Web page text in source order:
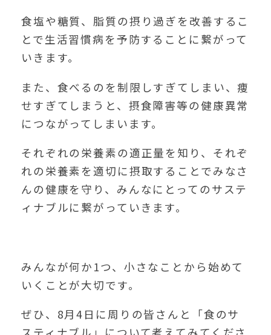
食塩や糖質、脂質の摂り過ぎを改善するこ
とで生活習慣病を予防することに繋がって
いきます。
また、食べるのを制限しすぎてしまい、痩
せすぎてしまうと、摂食障害等の健康異常
につながってしまいます。
それぞれの栄養素の適正量を知り、それぞ
れの栄養素を適切に摂取することでみなさ
んの健康を守り、みんなにとってのサステ
ィナブルに繋がっていきます。
みんなが何か1つ、小さなことから始めて
いくことが大切です。
ぜひ、8月4日に周りの皆さんと「食のサ